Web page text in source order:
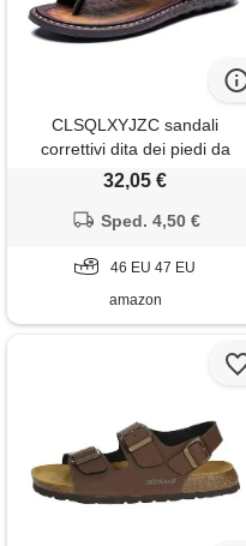
CLSQLXYJZC sandali
correttivi dita dei piedi da
uomo, sandali correttivi per
uomo slip-on taglie forti con
aperte vacanze all'aperto, per
papà(black, 47 eu
32,05 €
Sped. 4,50 €
46 EU 47 EU
amazon